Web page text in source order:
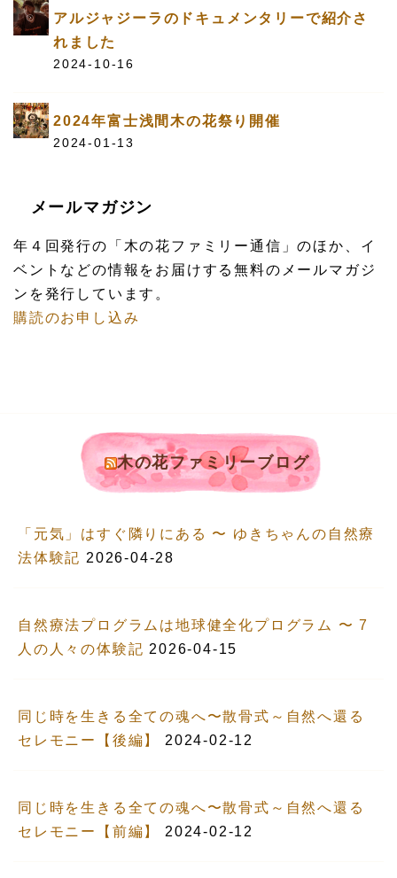
アルジャジーラのドキュメンタリーで紹介さ
れました
2024-10-16
2024年富士浅間木の花祭り開催
2024-01-13
メールマガジン
年４回発行の「木の花ファミリー通信」のほか、イ
ベントなどの情報をお届けする無料のメールマガジ
ンを発行しています。
購読のお申し込み
木の花ファミリーブログ
「元気」はすぐ隣りにある 〜 ゆきちゃんの自然療
法体験記 2026-04-28
自然療法プログラムは地球健全化プログラム 〜 7
人の人々の体験記 2026-04-15
同じ時を生きる全ての魂へ〜散骨式～自然へ還る
セレモニー【後編】
2024-02-12
同じ時を生きる全ての魂へ〜散骨式～自然へ還る
セレモニー【前編】
2024-02-12